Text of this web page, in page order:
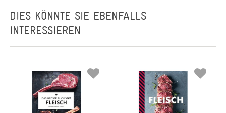
DIES KÖNNTE SIE EBENFALLS
INTERESSIEREN